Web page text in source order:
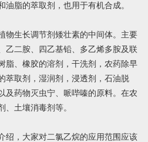
脂的萃取剂，也用于有机合成。
生长调节剂矮壮素的中间体。主要
乙二胺、四乙基铅、多乙烯多胺及联
脂、橡胶的溶剂，干洗剂，农药除早
萃取剂，湿润剂，浸透剂，石油脱
及药物灭虫宁、哌哔嗪的原料。在农
、土壤消毒剂等。
，大家对二氯乙烷的应用范围应该